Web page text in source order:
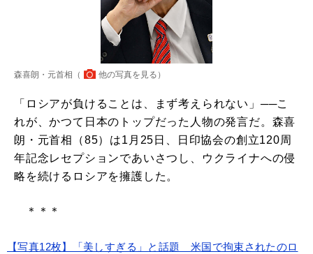
森喜朗・元首相（ 他の写真を見る ）
「ロシアが負けることは、まず考えられない」──こ
れが、かつて日本のトップだった人物の発言だ。森喜
朗・元首相（85）は1月25日、日印協会の創立120周
年記念レセプションであいさつし、ウクライナへの侵
略を続けるロシアを擁護した。
＊＊＊
【写真12枚】「美しすぎる」と話題 米国で拘束されたのロ